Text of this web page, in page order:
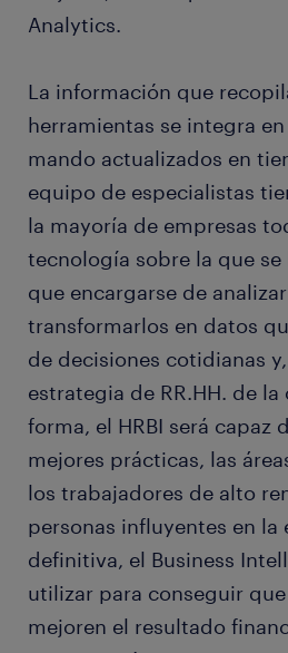
Analytics.
La información que
herramientas se integra
mando actualizados en
equipo de especialistas
la mayoría de empresas
tecnología sobre la que
que encargarse de
transformarlos en datos
de decisiones cotidianas
estrategia de RR.HH. de
forma, el HRBI será capaz
mejores prácticas, las
los trabajadores de alto
personas influyentes en la
definitiva, el Business
utilizar para conseguir
mejoren el resultado